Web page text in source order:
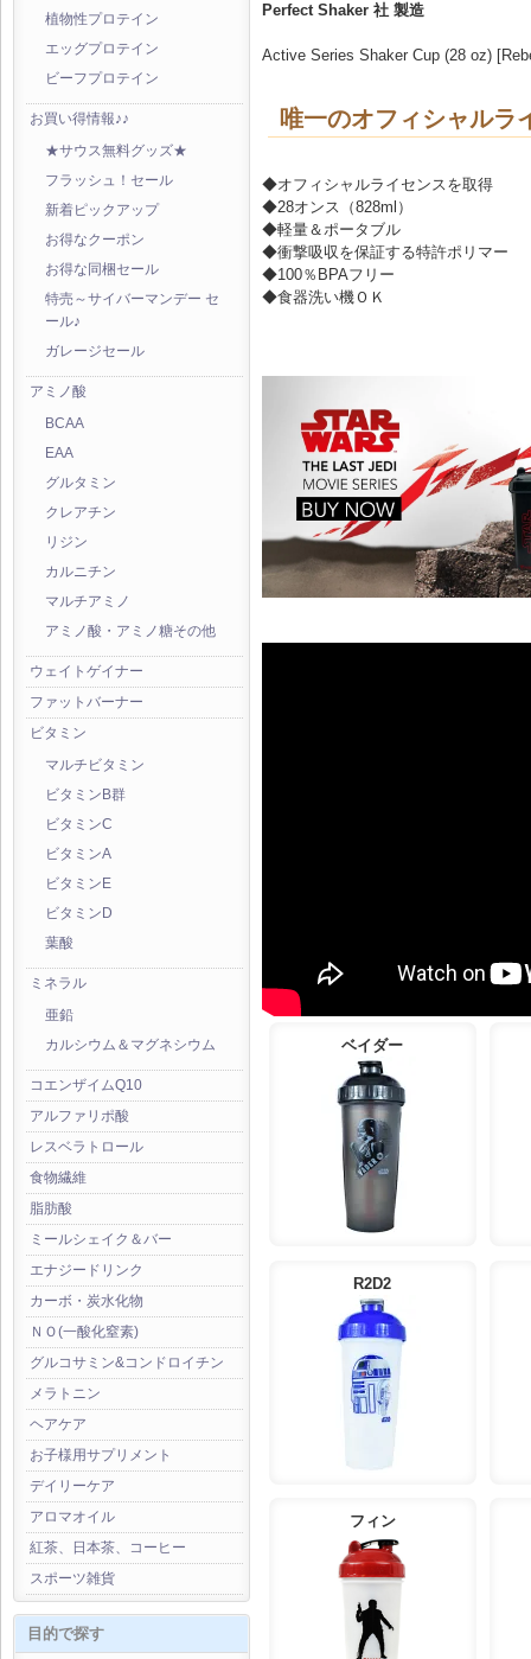
植物性プロテイン
エッグプロテイン
ビーフプロテイン
お買い得情報♪♪
★サウス無料グッズ★
フラッシュ！セール
新着ピックアップ
お得なクーポン
お得な同梱セール
特売～サイバーマンデー セ
ール♪
ガレージセール
アミノ酸
BCAA
EAA
グルタミン
クレアチン
リジン
カルニチン
マルチアミノ
アミノ酸・アミノ糖その他
ウェイトゲイナー
ファットバーナー
ビタミン
マルチビタミン
ビタミンB群
ビタミンC
ビタミンA
ビタミンE
ビタミンD
葉酸
ミネラル
亜鉛
カルシウム＆マグネシウム
コエンザイムQ10
アルファリポ酸
レスベラトロール
食物繊維
脂肪酸
ミールシェイク＆バー
エナジードリンク
カーボ・炭水化物
ＮＯ(一酸化窒素)
グルコサミン&コンドロイチン
メラトニン
ヘアケア
お子様用サプリメント
デイリーケア
アロマオイル
紅茶、日本茶、コーヒー
スポーツ雑貨
目的で探す
Perfect Shaker 社 製造
Active Series Shaker Cup (28 oz)
唯一のオフィシャルラ
◆オフィシャルライセンスを取得
◆28オンス（828ml）
◆軽量＆ポータブル
◆衝撃吸収を保証する特許ポリマー
◆100％BPAフリー
◆食器洗い機ＯＫ
ベイダー
R2D2
フィン